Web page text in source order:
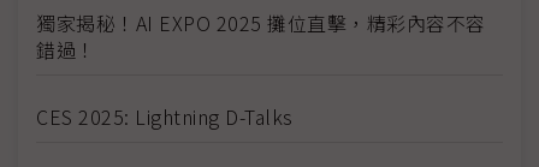
獨家揭秘！AI EXPO 2025 攤位直擊，精彩內容不容
錯過！
CES 2025: Lightning D-Talks